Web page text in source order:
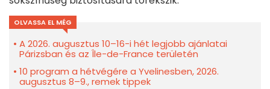
OLVASSA EL MÉG
A 2026. augusztus 10–16-i hét legjobb ajánlatai
Párizsban és az Île-de-France területén
10 program a hétvégére a Yvelinesben, 2026.
augusztus 8–9., remek tippek